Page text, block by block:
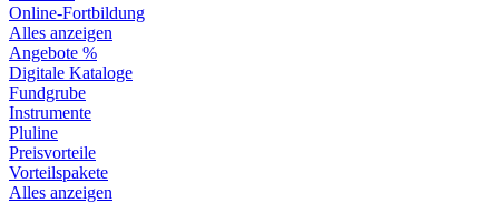
Online-Fortbildung
Alles anzeigen
Angebote %
Digitale Kataloge
Fundgrube
Instrumente
Pluline
Preisvorteile
Vorteilspakete
Alles anzeigen